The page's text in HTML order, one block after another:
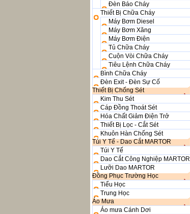
Đèn Báo Cháy
Thiết Bị Chữa Cháy
Máy Bơm Diesel
Máy Bơm Xăng
Máy Bơm Điện
Tủ Chữa Cháy
Cuộn Vòi Chữa Cháy
Tiêu Lệnh Chữa Cháy
Bình Chữa Cháy
Đèn Exit - Đèn Sự Cố
Thiết Bị Chống Sét
Kim Thu Sét
Cáp Đồng Thoát Sét
Hóa Chất Giảm Điện Trở
Thiết Bị Lọc - Cắt Sét
Khuôn Hàn Chống Sét
Túi Y Tế - Dao Cắt MARTOR
Túi Y Tế
Dao Cắt Công Nghiệp MARTOR
Lưỡi Dao MARTOR
Đồng Phục Trường Học
Tiểu Học
Trung Học
Áo Mưa
Áo mưa Cánh Dơi